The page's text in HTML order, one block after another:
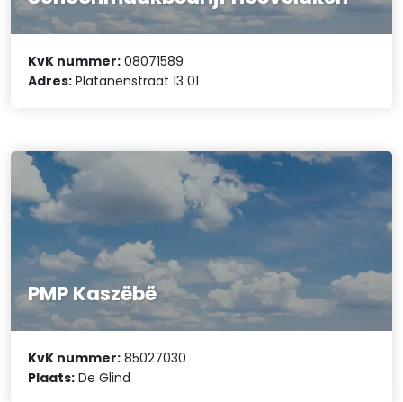
KvK nummer: 08071589
Adres: Platanenstraat 13 01
PMP Kaszëbë
KvK nummer: 85027030
Plaats: De Glind